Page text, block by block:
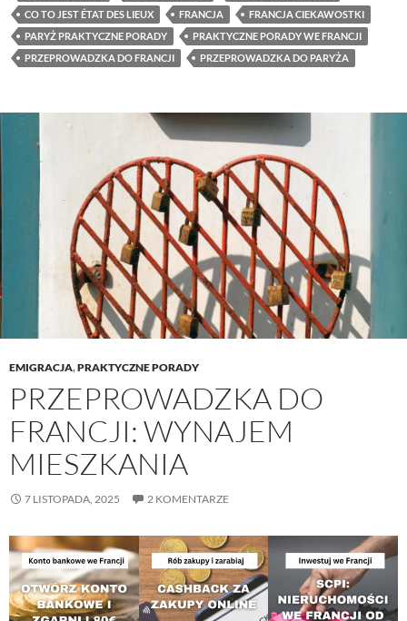
CO TO JEST ÉTAT DES LIEUX
FRANCJA
FRANCJA CIEKAWOSTKI
PARYŻ PRAKTYCZNE PORADY
PRAKTYCZNE PORADY WE FRANCJI
PRZEPROWADZKA DO FRANCJI
PRZEPROWADZKA DO PARYŻA
EMIGRACJA,PRAKTYCZNE PORADY
PRZEPROWADZKA DO
FRANCJI: WYNAJEM
MIESZKANIA
7 LISTOPADA, 2025 2 KOMENTARZE